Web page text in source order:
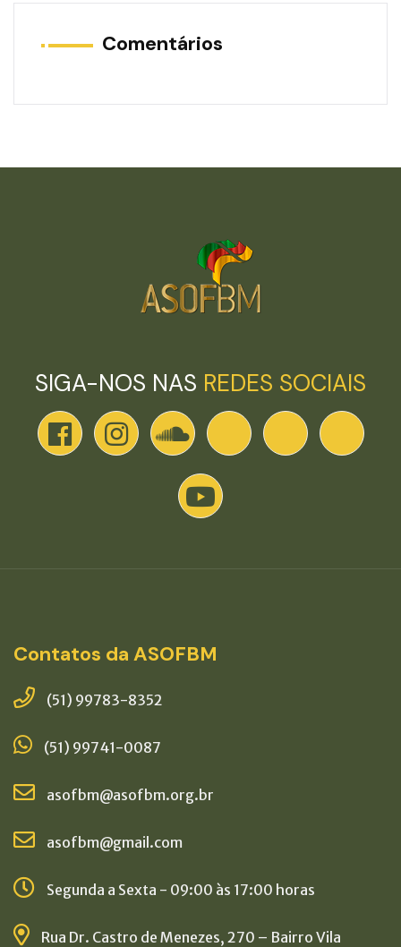
Comentários
SIGA-NOS NAS REDES SOCIAIS
Contatos da ASOFBM
(51) 99783-8352
(51) 99741-0087
asofbm@asofbm.org.br
asofbm@gmail.com
Segunda a Sexta - 09:00 às 17:00 horas
Rua Dr. Castro de Menezes, 270 – Bairro Vila